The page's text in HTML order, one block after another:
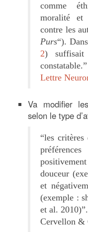
comme
moralité et
contre les
Purs“).
2)
constatable.”
Lettre
Va modifier
selon le type
“les
douceur
et
(exemple :
et al. 2010)”.
Cervellon &